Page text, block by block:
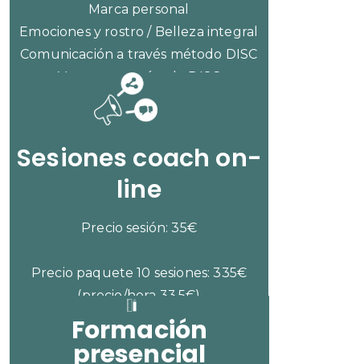
Marca personal
Emociones y rostro / Belleza integral
Comunicación a través método DISC
Ventas con método DISC
CONSULTAR PRECIOS
Sesiones coach on-
line
Precio sesión: 35€
Precio paquete 10 sesiones: 335€
(precio/hora 33,5€)
Formación
presencial